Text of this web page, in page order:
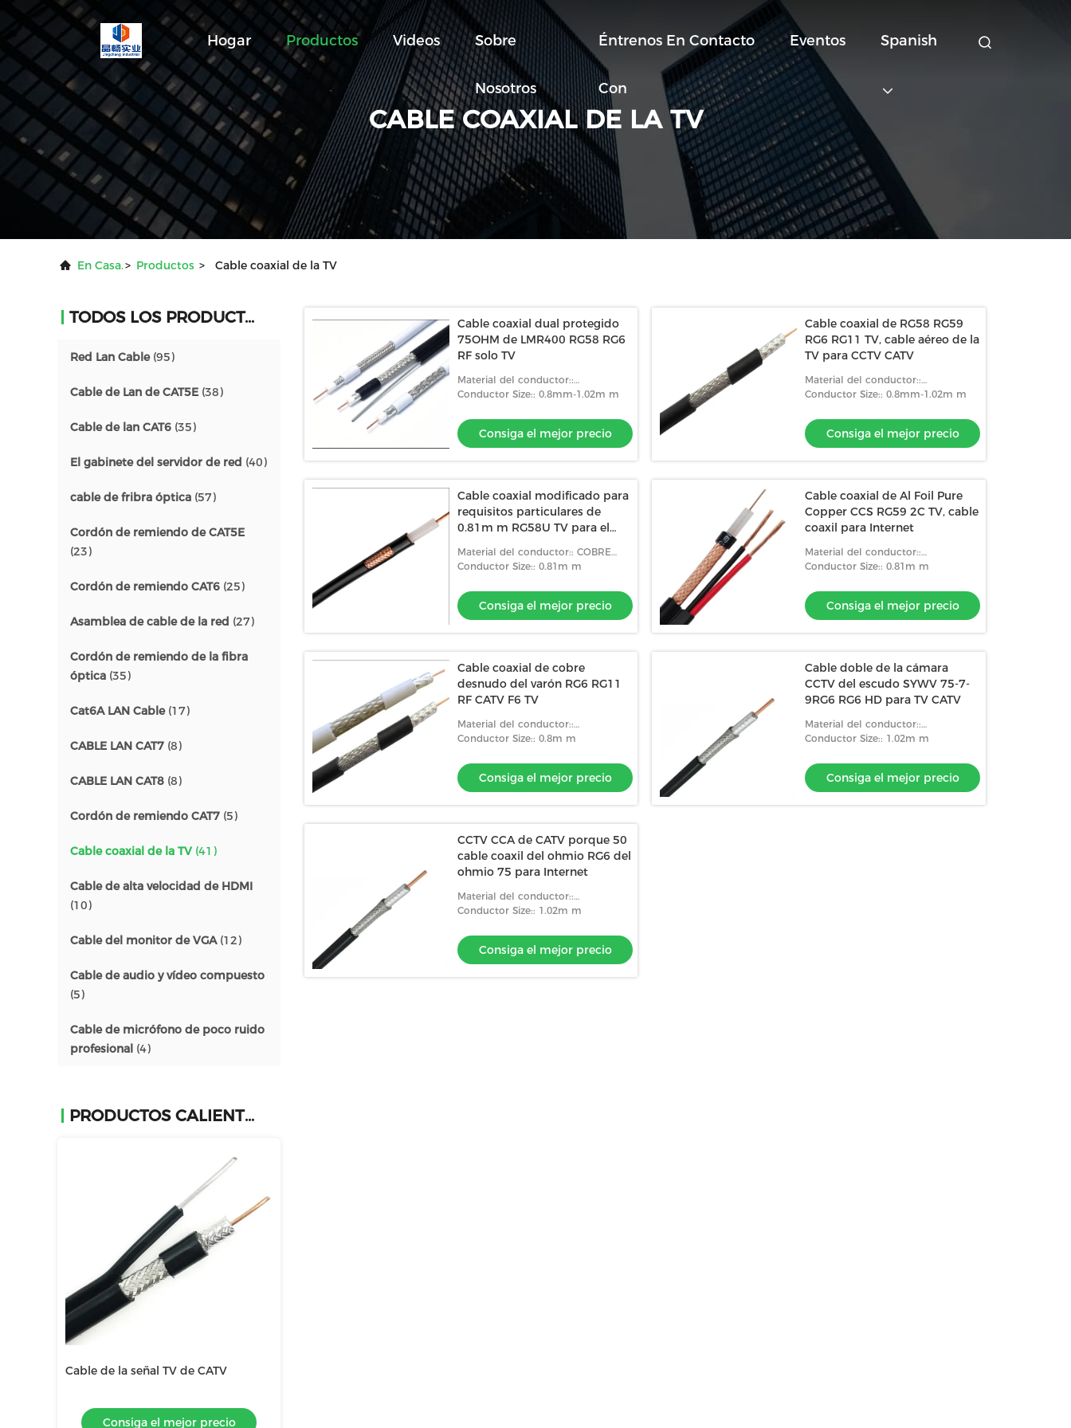
Hogar Productos Videos Sobre
Nosotros
Éntrenos En Contacto
Con
Eventos Spanish
CABLE COAXIAL DE LA TV
En Casa.> Productos > Cable coaxial de la TV
TODOS LOS PRODUCTOS
Red Lan Cable(95)
Cable de Lan de CAT5E (38)
Cable de lan CAT6 (35)
El gabinete del servidor de red (40)
cable de fribra óptica (57)
Cordón de remiendo de CAT5E
(23)
Cordón de remiendo CAT6 (25)
Asamblea de cable de la red (27)
Cordón de remiendo de la fibra
óptica (35)
Cat6A LAN Cable(17)
CABLE LAN CAT7 (8)
CABLE LAN CAT8 (8)
Cordón de remiendo CAT7 (5)
Cable coaxial de la TV (41)
Cable de alta velocidad de HDMI
(10)
Cable del monitor de VGA(12)
Cable de audio y vídeo compuesto
(5)
Cable de micrófono de poco ruido
profesional (4)
PRODUCTOS CALIENTES
Cable coaxial de RG58U TV
Consiga el mejor precio
Cable coaxial dual protegido
75OHM de LMR400 RG58 RG6
RF solo TV
Material del conductor::
CCA/CCS/CU
Conductor Size:: 0.8mm-1.02m m
Consiga el mejor precio
Cable coaxial de RG58 RG59
RG6 RG11 TV, cable aéreo de la
TV para CCTV CATV
Material del conductor::
CCA/CCS/CU
Conductor Size:: 0.8mm-1.02m m
Consiga el mejor precio
Cable coaxial modificado para
requisitos particulares de
0.81m m RG58U TV para el
Material del conductor:: COBRE
DESNUDO DEL 100%
Conductor Size:: 0.81m m
Consiga el mejor precio
Cable coaxial de Al Foil Pure
Copper CCS RG59 2C TV, cable
coaxil para Internet
Material del conductor::
Because/CCS/CCA
Conductor Size:: 0.81m m
Consiga el mejor precio
Cable coaxial de cobre
desnudo del varón RG6 RG11
RF CATV F6 TV
Material del conductor::
Because/CCS/CCA
Conductor Size:: 0.8m m
Consiga el mejor precio
Cable doble de la cámara
CCTV del escudo SYWV 75-7-
9RG6 RG6 HD para TV CATV
Material del conductor::
Because/CCS
Conductor Size:: 1.02m m
Consiga el mejor precio
CCTV CCA de CATV porque 50
cable coaxil del ohmio RG6 del
ohmio 75 para Internet
Material del conductor::
Because/CCS
Conductor Size:: 1.02m m
Consiga el mejor precio